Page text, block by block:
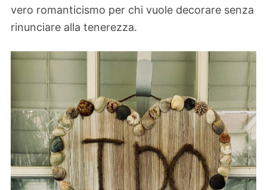
vero romanticismo per chi vuole decorare senza
rinunciare alla tenerezza.